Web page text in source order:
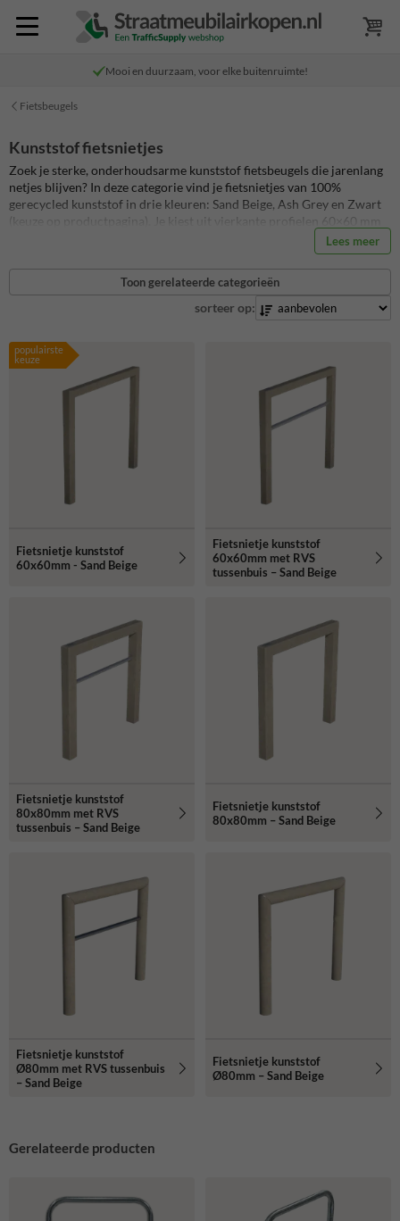
Mooi en duurzaam, voor elke buitenruimte!
Fietsbeugels
Kunststof fietsnietjes
Zoek je sterke, onderhoudsarme kunststof fietsbeugels die jarenlang
netjes blijven? In deze categorie vind je fietsnietjes van 100%
gerecycled kunststof in drie kleuren: Sand Beige, Ash Grey en Zwart
(keuze op productpagina). Je kiest uit vierkante profielen 60×60 mm
en 80×80 mm of een ronde variant Ø80 mm, telkens met of zonder
tussenbuis. Ideaal voor schoolpleinen, stations, winkelcentra,
bedrijventerreinen en campussen.
Lees meer
Toon gerelateerde categorieën
sorteer op:
populairste
keuze
Fietsnietje kunststof
60x60mm - Sand Beige
Fietsnietje kunststof
60x60mm met RVS
tussenbuis – Sand Beige
Fietsnietje kunststof
80x80mm met RVS
tussenbuis – Sand Beige
Fietsnietje kunststof
80x80mm – Sand Beige
Fietsnietje kunststof
Ø80mm met RVS tussenbuis
– Sand Beige
Fietsnietje kunststof
Ø80mm – Sand Beige
Gerelateerde producten